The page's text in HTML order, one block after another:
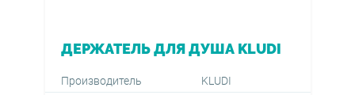
ДЕРЖАТЕЛЬ ДЛЯ ДУША KLUDI
Производитель KLUDI